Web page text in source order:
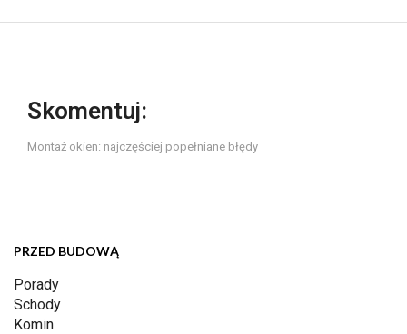
Skomentuj:
Montaż okien: najczęściej popełniane błędy
PRZED BUDOWĄ
Porady
Schody
Komin